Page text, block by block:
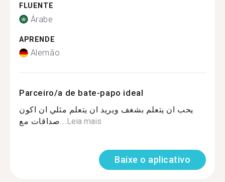
FLUENTE
Árabe
APRENDE
Alemão
Parceiro/a de bate-papo ideal
يحب ان يتعلم بشغف ويريد ان يتعلم مثلي ان اكون
صداقات مع...Leia mais
Baixe o aplicativo